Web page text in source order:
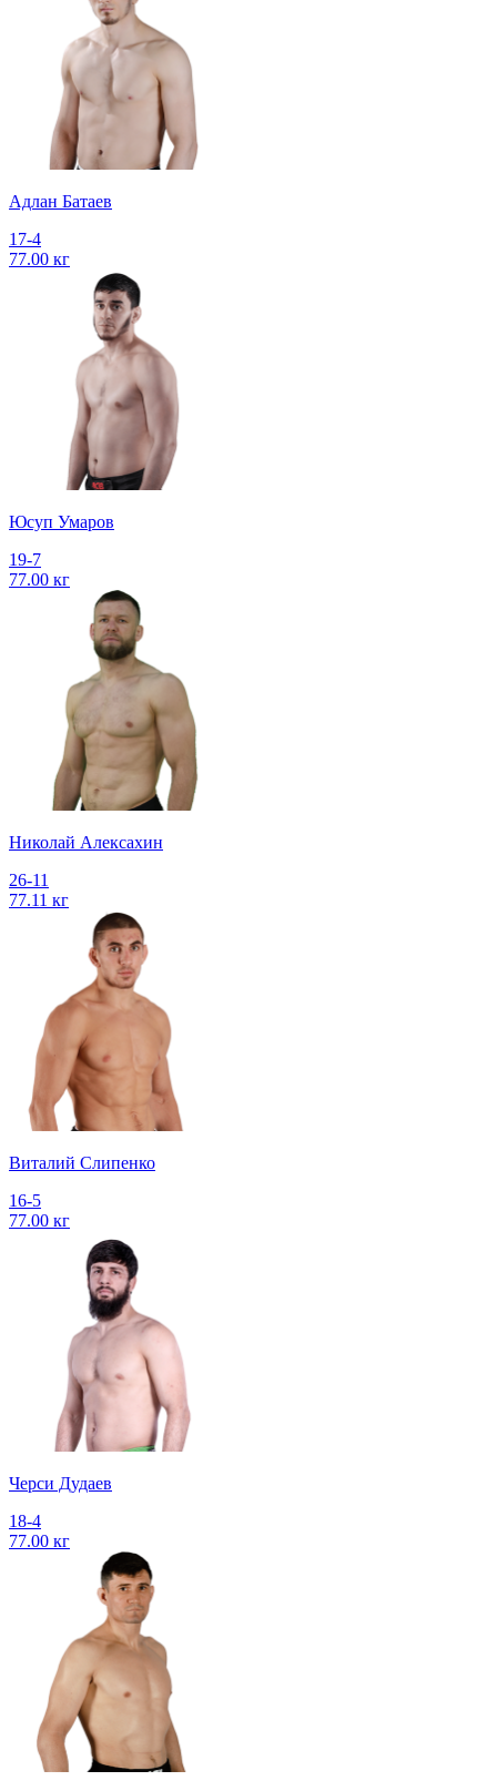
Адлан Батаев
17-4
77.00 кг
Юсуп Умаров
19-7
77.00 кг
Николай Алексахин
26-11
77.11 кг
Виталий Слипенко
16-5
77.00 кг
Черси Дудаев
18-4
77.00 кг